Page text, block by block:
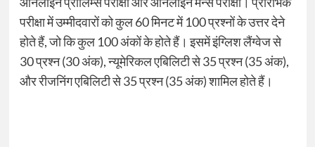
परीक्षा में उम्मीदवारों को कुल 60 मिनट में 100 प्रश्नों के उत्तर देने
होते हैं, जो कि कुल 100 अंकों के होते हैं। इसमें इंग्लिश लैंग्वेज से
30 प्रश्न (30 अंक), न्यूमेरिकल एबिलिटी से 35 प्रश्न (35 अंक),
और रीजनिंग एबिलिटी से 35 प्रश्न (35 अंक) शामिल होते हैं।